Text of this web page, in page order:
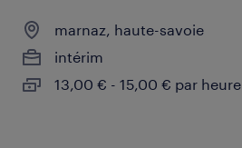
marnaz, haute-savoie
intérim
13,00 € - 15,00 € par heure